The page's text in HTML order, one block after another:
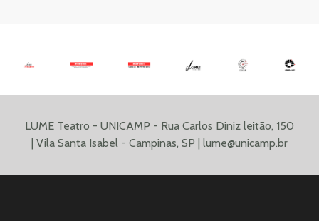
LUME Teatro - UNICAMP - Rua Carlos Diniz leitão, 150
| Vila Santa Isabel - Campinas, SP | lume@unicamp.br